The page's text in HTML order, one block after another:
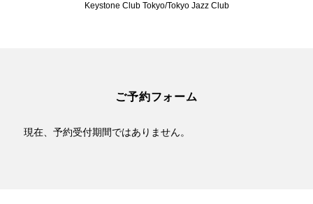
Keystone Club Tokyo/Tokyo Jazz Club
ご予約フォーム
現在、予約受付期間ではありません。